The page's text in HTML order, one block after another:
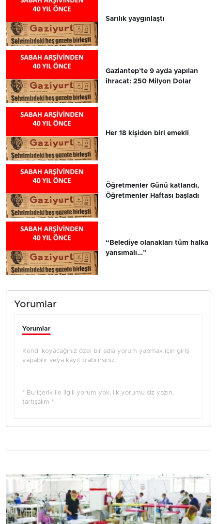
Sarılık yaygınlaştı
Gaziantep’te 9 ayda yapılan
ihracat: 250 Milyon Dolar
Her 18 kişiden biri emekli
Öğretmenler Günü katlandı,
Öğretmenler Haftası başladı
“Belediye olanakları tüm halka
yansımalı...”
Yorumlar
Yorumlar
Kendi koyacağınız özel bir adla yorum yapmak için giriş
yapabilir veya kayıt olabilirsiniz.
* Bu içerik ile ilgili yorum yok, ilk yorumu siz yazın,
tartışalım *